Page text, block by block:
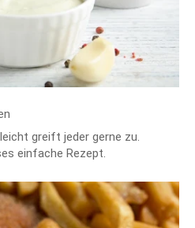
greift jeder gerne zu.
einfache Rezept.